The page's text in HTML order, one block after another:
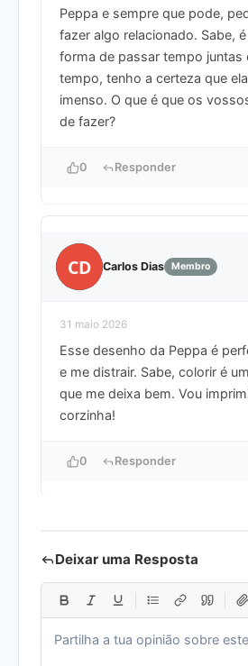
Peppa e sempre que pode,
fazer algo relacionado. Sabe,
forma de passar tempo juntas
tempo, tenho a certeza que
imenso. O que é que os
de fazer?
0 Responder
CD Carlos Dias Membro
31 maio 2026
Esse desenho da Peppa é
e me distrair. Sabe, colorir é
que me deixa bem. Vou
corzinha!
0 Responder
Deixar uma Resposta